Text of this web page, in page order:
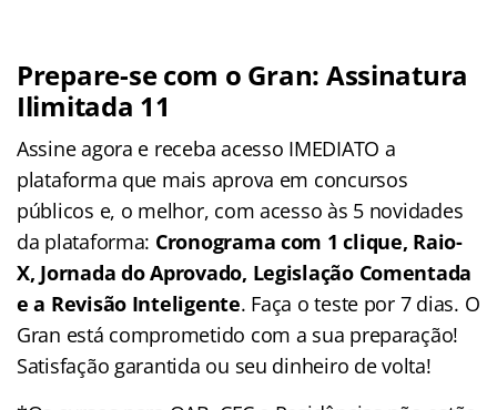
Prepare-se com o Gran: Assinatura
Ilimitada 11
Assine agora e receba acesso IMEDIATO a
plataforma que mais aprova em concursos
públicos e, o melhor, com acesso às 5 novidades
da plataforma: Cronograma com 1 clique, Raio-
X, Jornada do Aprovado, Legislação Comentada
e a Revisão Inteligente. Faça o teste por 7 dias. O
Gran está comprometido com a sua preparação!
Satisfação garantida ou seu dinheiro de volta!